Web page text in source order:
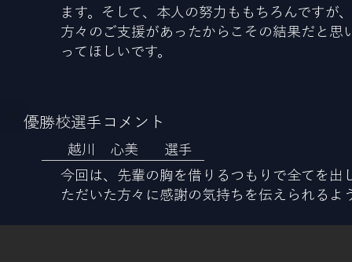
ます。そして、本人の努力ももちろんですが
方々のご支援があったからこその結果だと思
ってほしいです。
​優勝校選手コメント
越川 心美
選手
今回は、先輩の胸を借りるつもりで全てを出
ただいた方々に感謝の気持ちを伝えられるよ